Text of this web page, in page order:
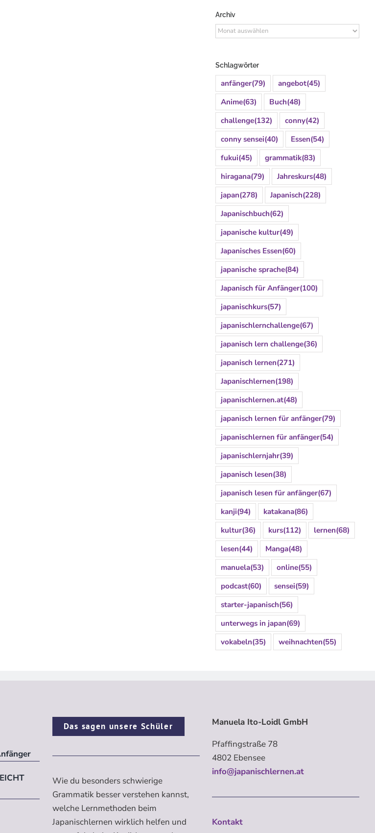
Archiv
Archiv
Schlagwörter
anfänger(79) angebot(45)
Anime(63) Buch(48)
challenge(132) conny(42)
conny sensei(40) Essen(54)
fukui(45) grammatik(83)
hiragana(79) Jahreskurs(48)
japan(278) Japanisch(228)
Japanischbuch(62)
japanische kultur(49)
Japanisches Essen(60)
japanische sprache(84)
Japanisch für Anfänger(100)
japanischkurs(57)
japanischlernchallenge(67)
japanisch lern challenge(36)
japanisch lernen(271)
Japanischlernen(198)
japanischlernen.at(48)
japanisch lernen für anfänger(79)
japanischlernen für anfänger(54)
japanischlernjahr(39)
japanisch lesen(38)
japanisch lesen für anfänger(67)
kanji(94) katakana(86)
kultur(36) kurs(112) lernen(68)
lesen(44) Manga(48)
manuela(53) online(55)
podcast(60) sensei(59)
starter-japanisch(56)
unterwegs in japan(69)
vokabeln(35) weihnachten(55)
Das sagen unsere Schüler
Wie du besonders schwierige
Grammatik besser verstehen kannst,
welche Lernmethoden beim
Japanischlernen wirklich helfen und
Manuela Ito-Loidl GmbH
Pfaffingstraße 78
4802 Ebensee
info@japanischlernen.at
Kontakt